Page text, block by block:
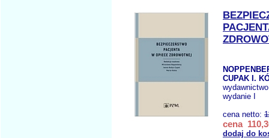
CUPAK I.
wydanie I
cena netto:
cena
dodaj do